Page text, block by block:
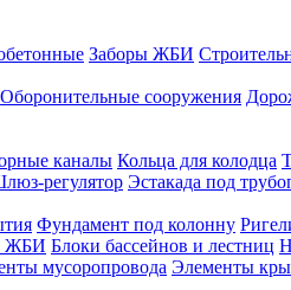
Заборы ЖБИ
Оборонительные сооружения
каналы Кольца для колодца
регулятор Эстакада под
Фундамент под колонну
ЖБИ Блоки бассейнов и лестниц
мусоропровода Элементы